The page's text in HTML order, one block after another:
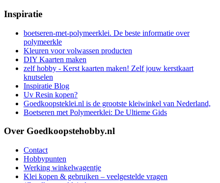
Inspiratie
boetseren-met-polymeerklei. De beste informatie over
polymeerkle
Kleuren voor volwassen producten
DIY Kaarten maken
zelf hobby - Kerst kaarten maken! Zelf jouw kerstkaart
knutselen
Inspiratie Blog
Uv Resin kopen?
Goedkoopsteklei.nl is de grootste kleiwinkel van Nederland,
Boetseren met Polymeerklei: De Ultieme Gids
Over Goedkoopstehobby.nl
Contact
Hobbypunten
Werking winkelwagentje
Klei kopen & gebruiken – veelgestelde vragen